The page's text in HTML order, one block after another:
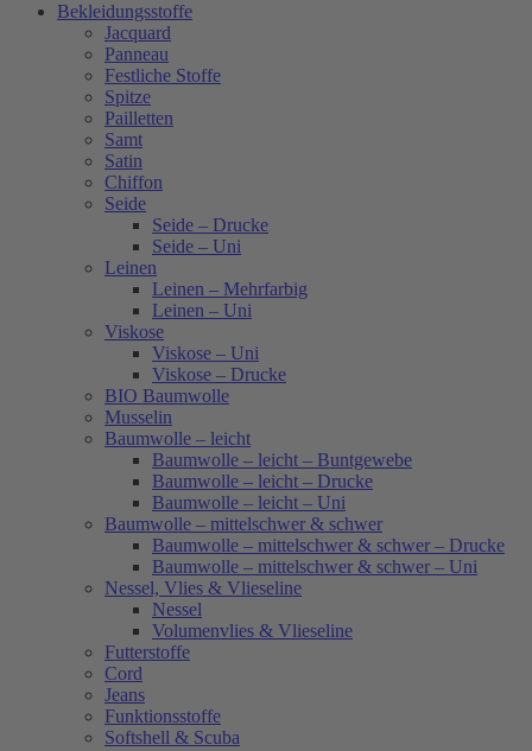
Bekleidungsstoffe
Jacquard
Panneau
Festliche Stoffe
Spitze
Pailletten
Samt
Satin
Chiffon
Seide
Seide – Drucke
Seide – Uni
Leinen
Leinen – Mehrfarbig
Leinen – Uni
Viskose
Viskose – Uni
Viskose – Drucke
BIO Baumwolle
Musselin
Baumwolle – leicht
Baumwolle – leicht – Buntgewebe
Baumwolle – leicht – Drucke
Baumwolle – leicht – Uni
Baumwolle – mittelschwer & schwer
Baumwolle – mittelschwer & schwer – Drucke
Baumwolle – mittelschwer & schwer – Uni
Nessel, Vlies & Vlieseline
Nessel
Volumenvlies & Vlieseline
Futterstoffe
Cord
Jeans
Funktionsstoffe
Softshell & Scuba